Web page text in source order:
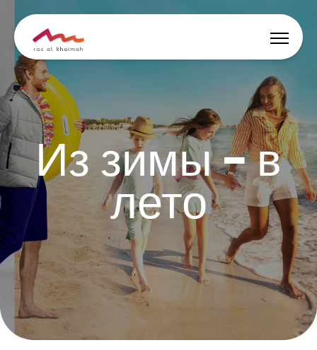
Скидки
Вдохновись
Где остановиться
Чем заняться
Спланируй тур
🇷🇺 RU События Поиск
Из зимы – в
лето